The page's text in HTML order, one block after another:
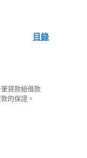
目錄
貸款給借款
的保證。